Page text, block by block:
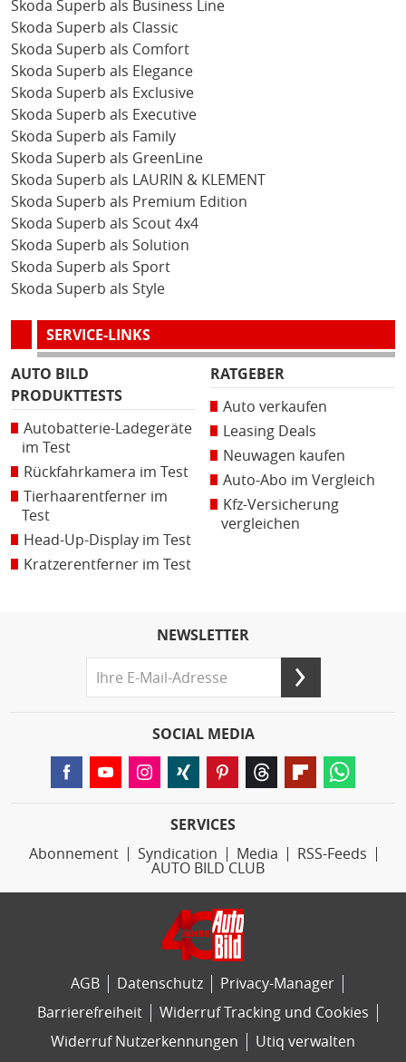
Skoda Superb als Business Line
Skoda Superb als Classic
Skoda Superb als Comfort
Skoda Superb als Elegance
Skoda Superb als Exclusive
Skoda Superb als Executive
Skoda Superb als Family
Skoda Superb als GreenLine
Skoda Superb als LAURIN & KLEMENT
Skoda Superb als Premium Edition
Skoda Superb als Scout 4x4
Skoda Superb als Solution
Skoda Superb als Sport
Skoda Superb als Style
SERVICE-LINKS
AUTO BILD
PRODUKTTESTS
Autobatterie-Ladegeräte
im Test
Rückfahrkamera im Test
Tierhaarentferner im
Test
Head-Up-Display im Test
Kratzerentferner im Test
RATGEBER
Auto verkaufen
Leasing Deals
Neuwagen kaufen
Auto-Abo im Vergleich
Kfz-Versicherung
vergleichen
NEWSLETTER
SOCIAL MEDIA
SERVICES
Abonnement
Syndication Media
RSS-Feeds
AUTO BILD CLUB
AGB Datenschutz
Privacy-Manager
Barrierefreiheit
Widerruf Tracking und Cookies
Widerruf Nutzerkennungen
Utiq verwalten